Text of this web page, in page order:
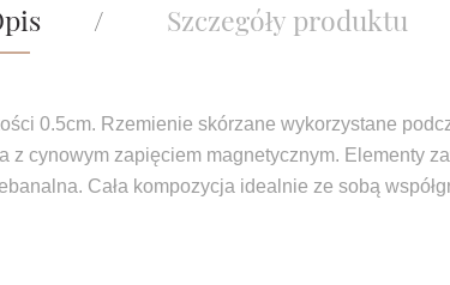
Szczegóły produktu
0.5cm. Rzemienie skórzane wykorzystane
cynowym zapięciem magnetycznym. Elementy
Cała kompozycja idealnie ze sobą